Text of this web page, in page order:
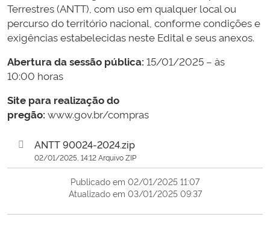
Terrestres (ANTT), com uso em qualquer local ou
percurso do território nacional, conforme condições e
exigências estabelecidas neste Edital e seus anexos.
Abertura da sessão pública: 15/01/2025 – às
10:00 horas
Site para realização do
pregão: www.gov.br/compras
ANTT 90024-2024.zip
02/01/2025, 14:12 Arquivo ZIP
Publicado em 02/01/2025 11:07
Atualizado em 03/01/2025 09:37